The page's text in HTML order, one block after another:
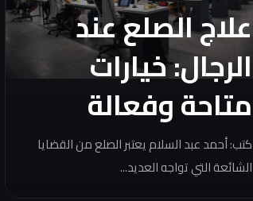
علاج الصلع عند
الرجال: خيارات
متاحة وفعالة
كتب: أحمد عبد السلام يعتبر الصلع من القضايا
الشائعة التي تواجه العديد...